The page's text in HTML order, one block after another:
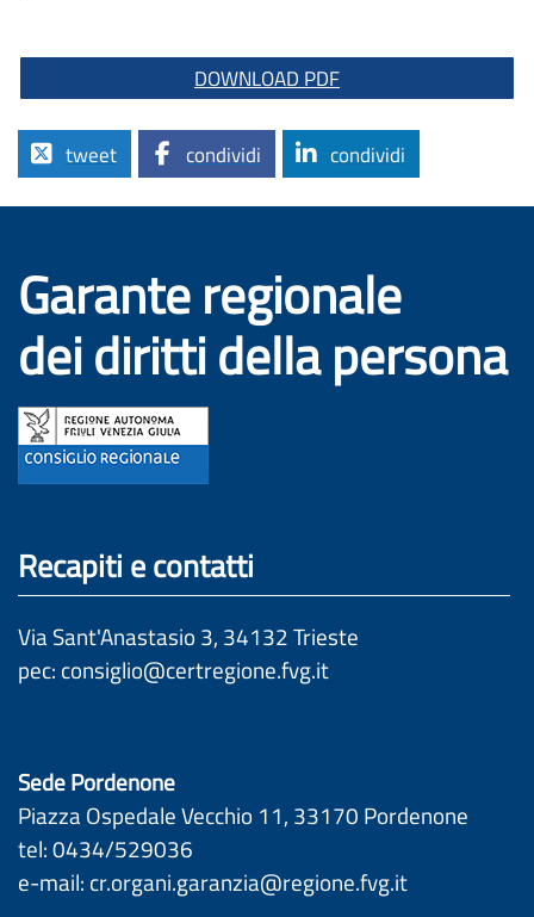
DOWNLOAD PDF
tweet condividi condividi
Garante regionale
dei diritti della persona
Recapiti e contatti
Via Sant'Anastasio 3, 34132 Trieste
pec: consiglio@certregione.fvg.it
Sede Pordenone
Piazza Ospedale Vecchio 11, 33170 Pordenone
tel: 0434/529036
e-mail: cr.organi.garanzia@regione.fvg.it